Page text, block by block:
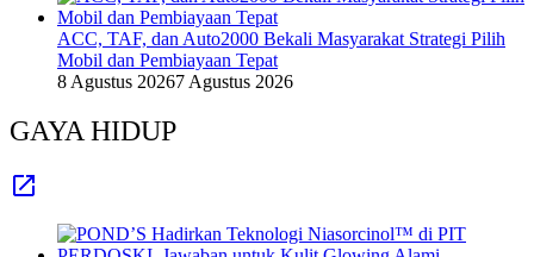
ACC, TAF, dan Auto2000 Bekali Masyarakat Strategi Pilih
Mobil dan Pembiayaan Tepat
8 Agustus 20267 Agustus 2026
GAYA HIDUP